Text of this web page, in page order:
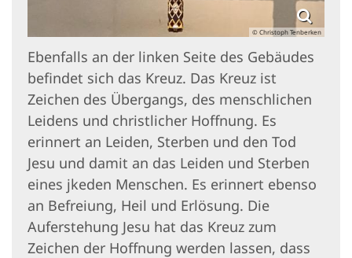
© Christoph Tenberken
Ebenfalls an der linken Seite des Gebäudes
befindet sich das Kreuz. Das Kreuz ist
Zeichen des Übergangs, des menschlichen
Leidens und christlicher Hoffnung. Es
erinnert an Leiden, Sterben und den Tod
Jesu und damit an das Leiden und Sterben
eines jkeden Menschen. Es erinnert ebenso
an Befreiung, Heil und Erlösung. Die
Auferstehung Jesu hat das Kreuz zum
Zeichen der Hoffnung werden lassen, dass